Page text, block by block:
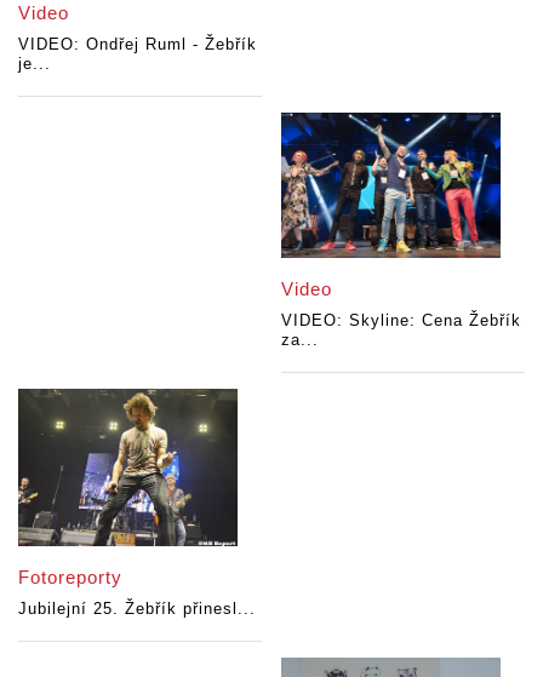
Video
VIDEO: Ondřej Ruml - Žebřík
je...
Video
VIDEO: Skyline: Cena Žebřík
za...
Fotoreporty
Jubilejní 25. Žebřík přinesl...